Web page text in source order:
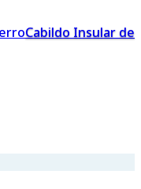
Cabildo Insular de